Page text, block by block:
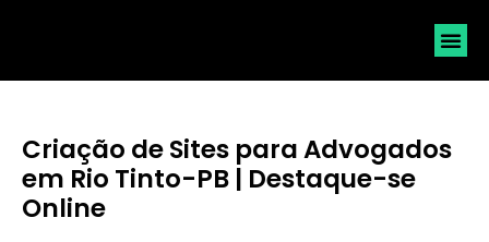
Criação de Sites para Advogados
em Rio Tinto-PB | Destaque-se
Online